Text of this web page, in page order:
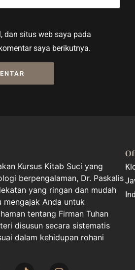
dan situs web saya pada
saya berikutnya.
Kursus Kitab Suci yang
berpengalaman, Dr. Paskalis
yang ringan dan mudah
mengajak Anda untuk
tentang Firman Tuhan
disusun secara sistematis
dalam kehidupan rohani